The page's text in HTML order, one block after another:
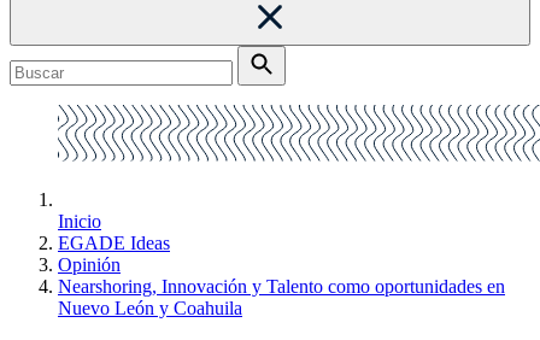
Inicio
EGADE Ideas
Opinión
Nearshoring, Innovación y Talento como oportunidades en
Nuevo León y Coahuila